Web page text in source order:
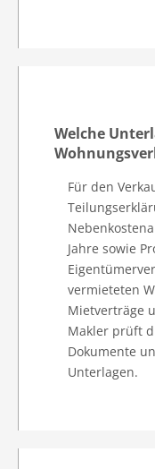
Welche
Für den
Jahre sowie
vermieteten
Mietverträge
Makler prüft
Dokumente
Unterlagen.